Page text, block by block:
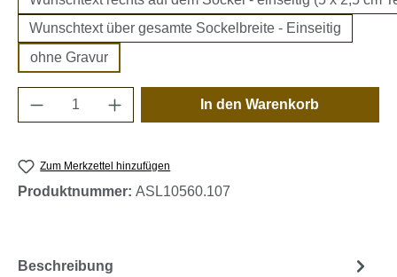
Wunschtext über gesamte Sockelbreite - Einseitig
ohne Gravur
Produkt Anzahl: Gib den gewünschten
In den Warenkorb
Zum Merkzettel hinzufügen
Produktnummer: ASL10560.107
Beschreibung